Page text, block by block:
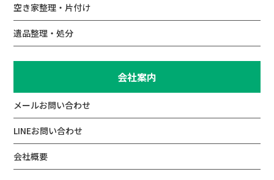
空き家整理・片付け
遺品整理・処分
会社案内
メールお問い合わせ
LINEお問い合わせ
会社概要